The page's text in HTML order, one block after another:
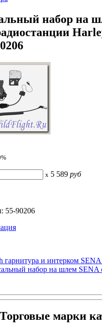
набор на
x 5 589 руб
55-90206
гарнитура и интерком SENA
набор на шлем SENA
Торговые марки